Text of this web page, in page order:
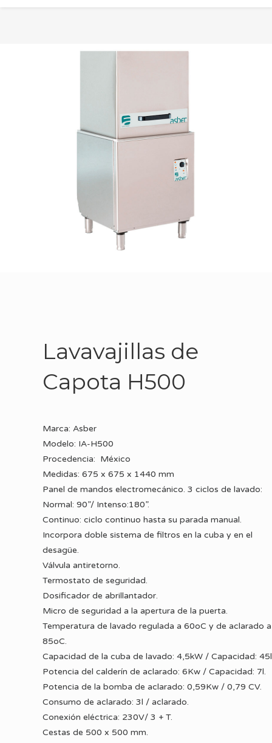
Lavavajillas de
Capota H500
Marca: Asber
Modelo: IA-H500
Procedencia: México
Medidas: 675 x 675 x 1440 mm
Panel de mandos electromecánico. 3 ciclos de lavado:
Normal: 90”/ Intenso:180”.
Continuo: ciclo continuo hasta su parada manual.
Incorpora doble sistema de filtros en la cuba y en el
desagüe.
Válvula antiretorno.
Termostato de seguridad.
Dosificador de abrillantador.
Micro de seguridad a la apertura de la puerta.
Temperatura de lavado regulada a 60oC y de aclarado a
85oC.
Capacidad de la cuba de lavado: 4,5kW / Capacidad: 45l
Potencia del calderín de aclarado: 6Kw / Capacidad: 7l.
Potencia de la bomba de aclarado: 0,59Kw / 0,79 CV.
Consumo de aclarado: 3l / aclarado.
Conexión eléctrica: 230V/ 3 + T.
Cestas de 500 x 500 mm.